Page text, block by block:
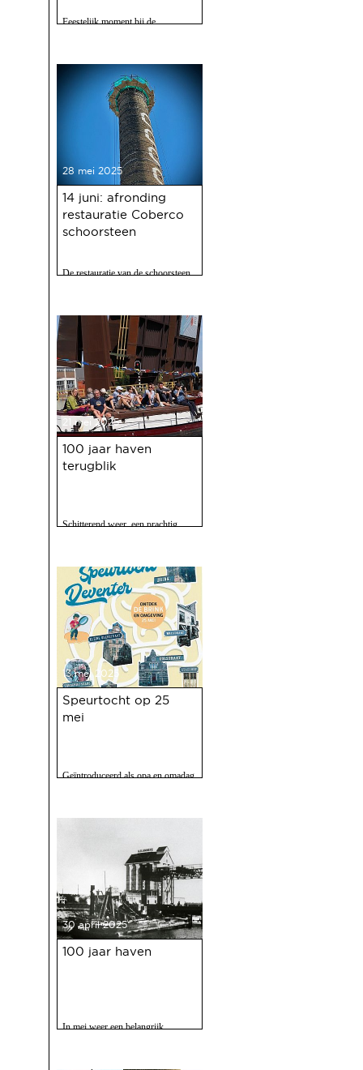
Feestelijk moment bij de
28 mei 2025
14 juni: afronding
restauratie Coberco
schoorsteen
De restauratie van de schoorsteen
21 mei 2025
100 jaar haven
terugblik
Schitterend weer, een prachtig
op 10 mei jl. van 100 jaar Haven
was een ongekend succes.
13 mei 2025
Speurtocht op 25
mei
Geïntroduceerd als opa en omadag
30 april 2025
100 jaar haven
In mei weer een belangrijk